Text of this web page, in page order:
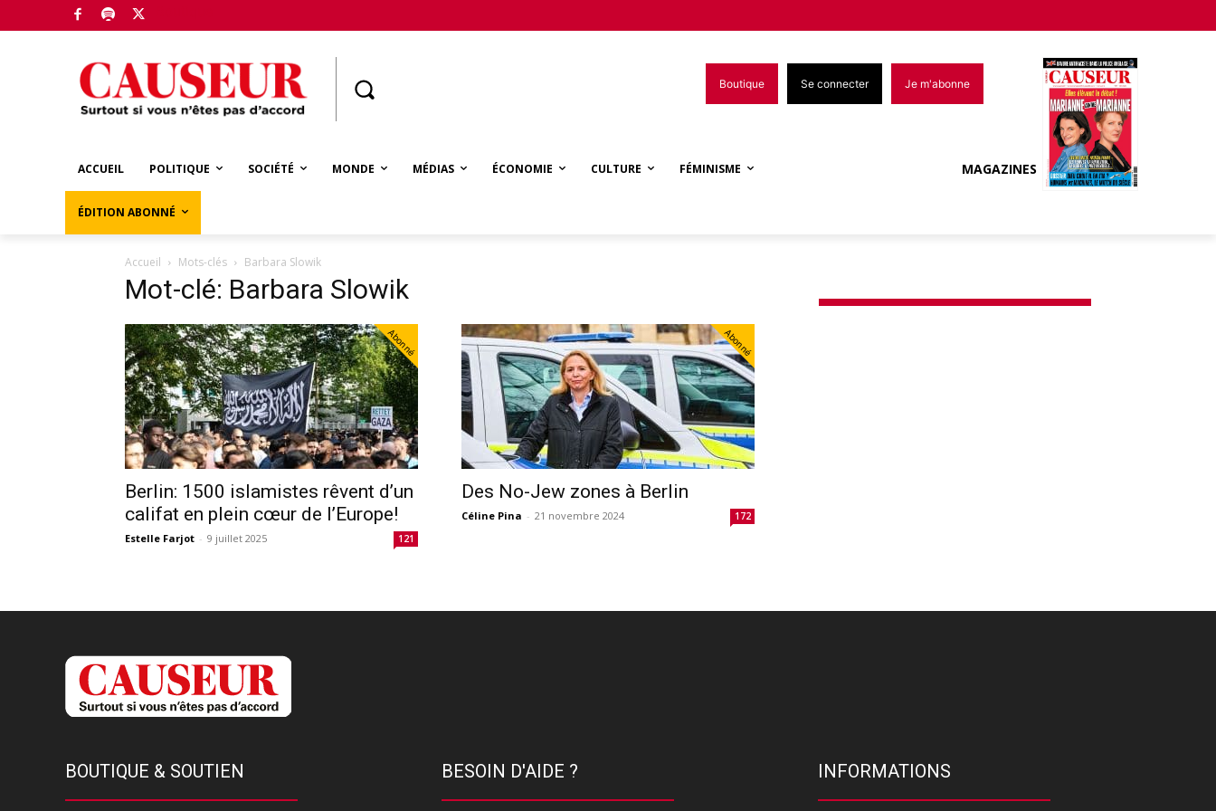
Boutique Se connecter Je m'abonne
ACCUEIL POLITIQUE SOCIÉTÉ MONDE MÉDIAS ÉCONOMIE CULTURE FÉMINISME
ÉDITION ABONNÉ
MAGAZINES
Accueil Mots-clés Barbara Slowik
Mot-clé: Barbara Slowik
Abonné
Berlin: 1500 islamistes rêvent d’un
califat en plein cœur de l’Europe!
Estelle Farjot - 9 juillet 2025 121
Abonné
Des No-Jew zones à Berlin
Céline Pina - 21 novembre 2024 172
BOUTIQUE & SOUTIEN BESOIN D'AIDE ? INFORMATIONS